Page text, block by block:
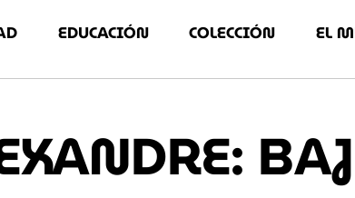
EDUCACIÓN COLECCIÓN EL